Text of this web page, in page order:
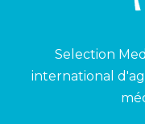
Selection
international